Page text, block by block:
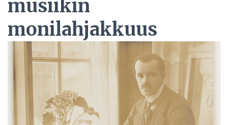
O
musiikin
monilahjakkuus